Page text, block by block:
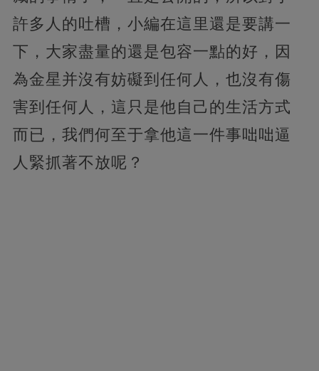
許多人的吐槽，小編在這里還是要講一
下，大家盡量的還是包容一點的好，因
為金星并沒有妨礙到任何人，也沒有傷
害到任何人，這只是他自己的生活方式
而已，我們何至于拿他這一件事咄咄逼
人緊抓著不放呢？